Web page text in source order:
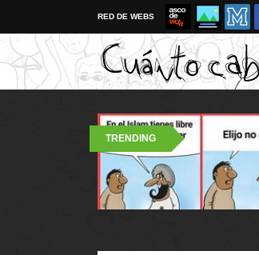
RED DE WEBS
TRENDING